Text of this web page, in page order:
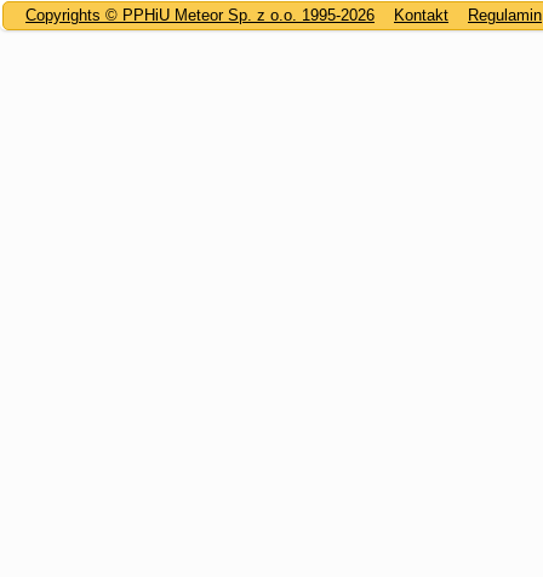
Copyrights © PPHiU Meteor Sp. z o.o. 1995-2026 Kontakt Regulamin